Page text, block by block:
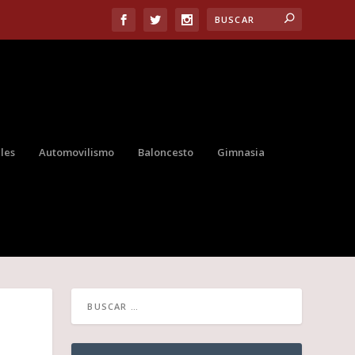
Automovilismo Baloncesto Gimnasia